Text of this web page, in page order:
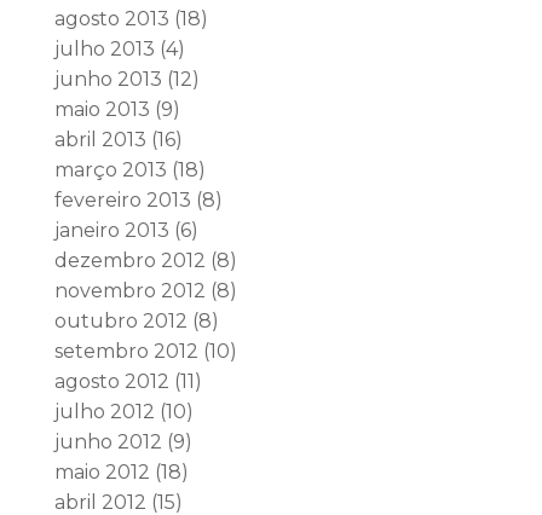
agosto 2013 (18)
julho 2013 (4)
junho 2013 (12)
maio 2013 (9)
abril 2013 (16)
março 2013 (18)
fevereiro 2013 (8)
janeiro 2013 (6)
dezembro 2012 (8)
novembro 2012 (8)
outubro 2012 (8)
setembro 2012 (10)
agosto 2012 (11)
julho 2012 (10)
junho 2012 (9)
maio 2012 (18)
abril 2012 (15)